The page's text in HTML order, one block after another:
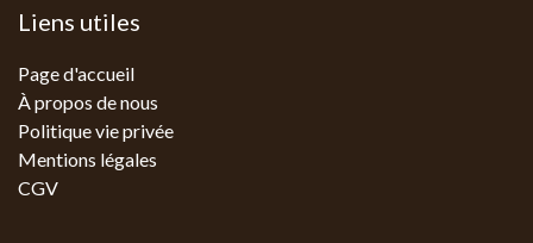
Liens utiles
Page d'accueil
À propos de nous
Politique vie privée
Mentions légales
CGV